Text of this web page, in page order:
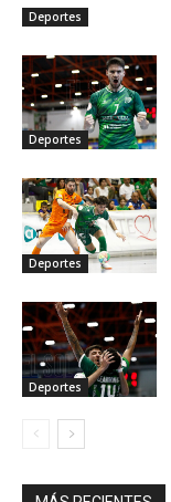
Deportes
Deportes
Deportes
Deportes